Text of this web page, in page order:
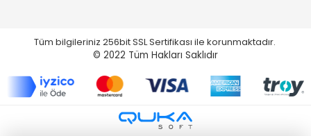
Tüm bilgileriniz 256bit SSL Sertifikası ile korunmaktadır.
© 2022 Tüm Hakları Saklıdır